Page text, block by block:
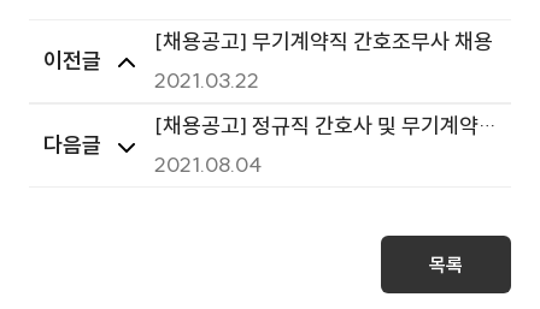
이전글
[채용공고] 무기계약직 간호조무사 채용
2021.03.22
다음글
[채용공고] 정규직 간호사 및 무기계약
직 간호조무사 채용
2021.08.04
목록